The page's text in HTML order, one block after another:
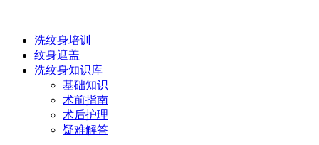
洗纹身培训
纹身遮盖
洗纹身知识库
基础知识
术前指南
术后护理
疑难解答